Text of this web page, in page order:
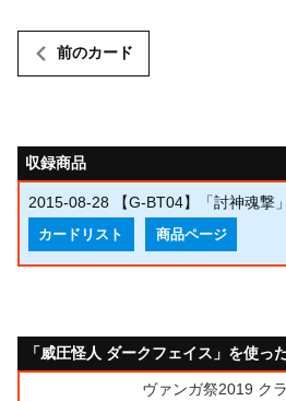
前のカード
収録商品
2015-08-28 【G-BT04】「討神魂撃」
カードリスト 商品ページ
「威圧怪人 ダークフェイス」を使っ
ヴァンガ祭2019 ク